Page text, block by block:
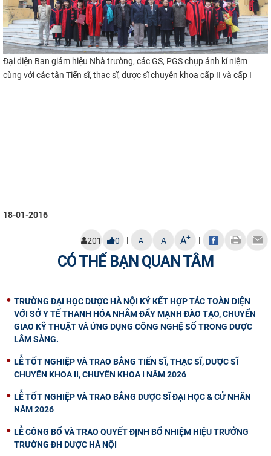
Đại diện Ban giám hiệu Nhà trường, các GS, PGS chụp ảnh kỉ niệm
cùng với các tân Tiến sĩ, thạc sĩ, dược sĩ chuyên khoa cấp II và cấp I
18-01-2016
201 0 | A- A A+ |
CÓ THỂ BẠN QUAN TÂM
TRƯỜNG ĐẠI HỌC DƯỢC HÀ NỘI KÝ KẾT HỢP TÁC TOÀN DIỆN
VỚI SỞ Y TẾ THANH HÓA NHẰM ĐẨY MẠNH ĐÀO TẠO, CHUYỂN
GIAO KỸ THUẬT VÀ ỨNG DỤNG CÔNG NGHỆ SỐ TRONG DƯỢC
LÂM SÀNG.
LỄ TỐT NGHIỆP VÀ TRAO BẰNG TIẾN SĨ, THẠC SĨ, DƯỢC SĨ
CHUYÊN KHOA II, CHUYÊN KHOA I NĂM 2026
LỄ TỐT NGHIỆP VÀ TRAO BẰNG DƯỢC SĨ ĐẠI HỌC & CỬ NHÂN
NĂM 2026
LỄ CÔNG BỐ VÀ TRAO QUYẾT ĐỊNH BỔ NHIỆM HIỆU TRƯỞNG
TRƯỜNG ĐH DƯỢC HÀ NỘI